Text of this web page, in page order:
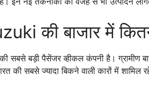
की बाजार में
सबसे बड़ी पैसेंजर व्हीकल कंपनी है।
की सबसे ज्यादा बिकने वाली कारों में शामिल